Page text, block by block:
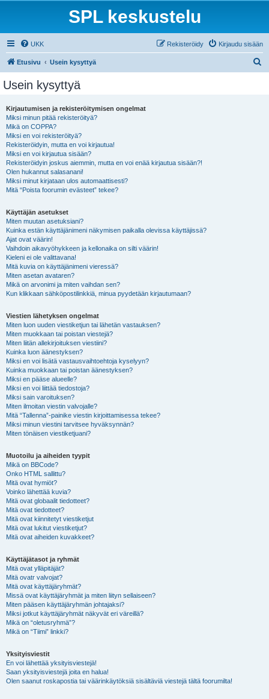
SPL keskustelu
UKK Kirjaudu sisään
Rekisteröidy
Etusivu Usein kysyttyä
Usein kysyttyä
Kirjautumisen ja rekisteröitymisen ongelmat
Miksi minun pitää rekisteröityä?
Mikä on COPPA?
Miksi en voi rekisteröityä?
Rekisteröidyin, mutta en voi kirjautua!
Miksi en voi kirjautua sisään?
Rekisteröidyin joskus aiemmin, mutta en voi enää kirjautua sisään?!
Olen hukannut salasanani!
Miksi minut kirjataan ulos automaattisesti?
Mitä “Poista foorumin evästeet” tekee?
Käyttäjän asetukset
Miten muutan asetuksiani?
Kuinka estän käyttäjänimeni näkymisen paikalla olevissa käyttäjissä?
Ajat ovat väärin!
Vaihdoin aikavyöhykkeen ja kellonaika on silti väärin!
Kieleni ei ole valittavana!
Mitä kuvia on käyttäjänimeni vieressä?
Miten asetan avataren?
Mikä on arvonimi ja miten vaihdan sen?
Kun klikkaan sähköpostilinkkiä, minua pyydetään kirjautumaan?
Viestien lähetyksen ongelmat
Miten luon uuden viestiketjun tai lähetän vastauksen?
Miten muokkaan tai poistan viestejä?
Miten liitän allekirjoituksen viestiini?
Kuinka luon äänestyksen?
Miksi en voi lisätä vastausvaihtoehtoja kyselyyn?
Kuinka muokkaan tai poistan äänestyksen?
Miksi en pääse alueelle?
Miksi en voi liittää tiedostoja?
Miksi sain varoituksen?
Miten ilmoitan viestin valvojalle?
Mitä “Tallenna”-painike viestin kirjoittamisessa tekee?
Miksi minun viestini tarvitsee hyväksynnän?
Miten tönäisen viestiketjuani?
Muotoilu ja aiheiden tyypit
Mikä on BBCode?
Onko HTML sallittu?
Mitä ovat hymiöt?
Voinko lähettää kuvia?
Mitä ovat globaalit tiedotteet?
Mitä ovat tiedotteet?
Mitä ovat kiinnitetyt viestiketjut
Mitä ovat lukitut viestiketjut?
Mitä ovat aiheiden kuvakkeet?
Käyttäjätasot ja ryhmät
Mitä ovat ylläpitäjät?
Mitä ovatr valvojat?
Mitä ovat käyttäjäryhmät?
Missä ovat käyttäjäryhmät ja miten liityn sellaiseen?
Miten pääsen käyttäjäryhmän johtajaksi?
Miksi jotkut käyttäjäryhmät näkyvät eri väreillä?
Mikä on “oletusryhmä”?
Mikä on “Tiimi” linkki?
Yksityisviestit
En voi lähettää yksityisviestejä!
Saan yksityisviestejä joita en halua!
Olen saanut roskapostia tai väärinkäytöksiä sisältäviä viestejä tältä foorumilta!